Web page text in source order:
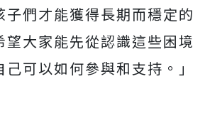
子們才能獲得長期而穩定的
望大家能先從認識這些困境
可以如何參與和支持。」